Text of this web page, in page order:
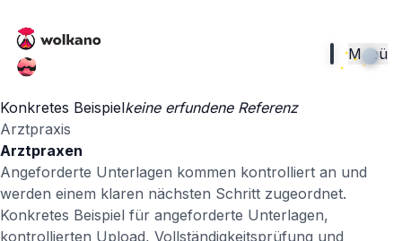
Menü
Konkretes Beispielkeine erfundene Referenz
Arztpraxis
Arztpraxen
Angeforderte Unterlagen kommen kontrolliert an und
werden einem klaren nächsten Schritt zugeordnet.
Konkretes Beispiel für angeforderte Unterlagen,
kontrollierten Upload, Vollständigkeitsprüfung und